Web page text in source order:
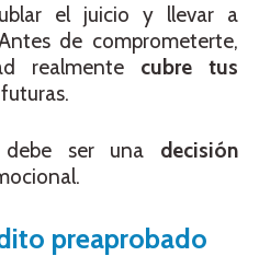
el juicio y llevar a
de comprometerte,
realmente cubre tus
ser una decisión
preaprobado